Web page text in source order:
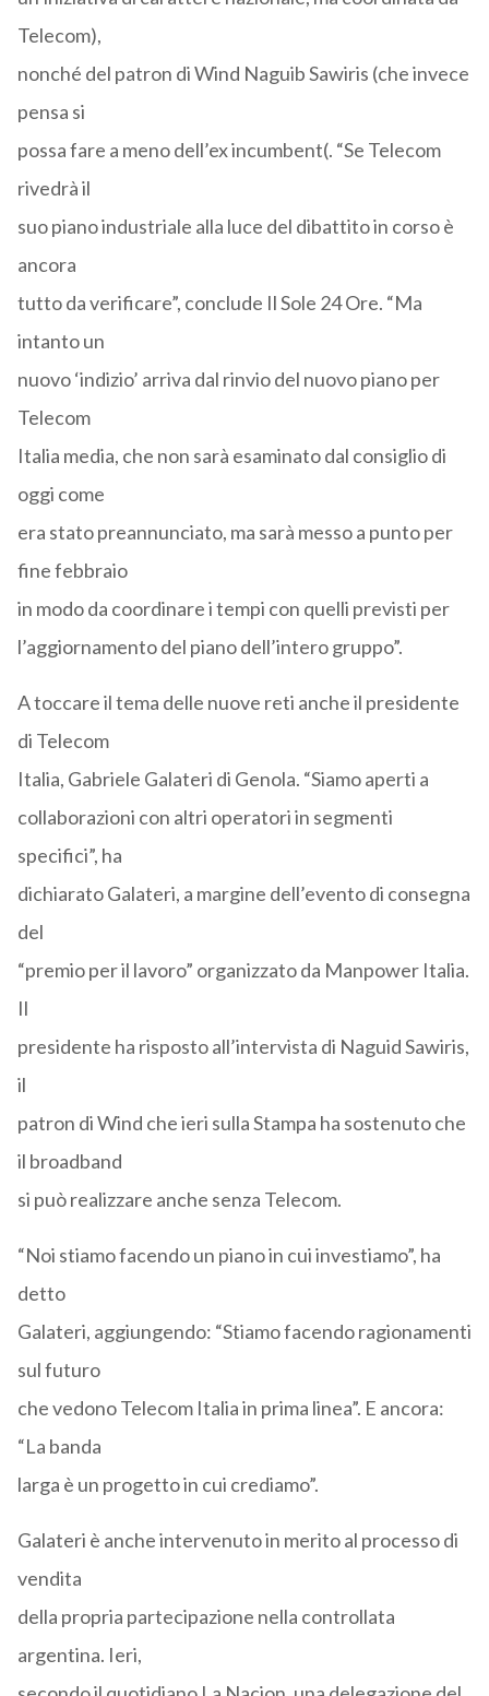
Telecom),
nonché del patron di Wind Naguib Sawiris (che invece
pensa si
possa fare a meno dell’ex incumbent(. “Se Telecom
rivedrà il
suo piano industriale alla luce del dibattito in corso è
ancora
tutto da verificare”, conclude Il Sole 24 Ore. “Ma
intanto un
nuovo ‘indizio’ arriva dal rinvio del nuovo piano per
Telecom
Italia media, che non sarà esaminato dal consiglio di
oggi come
era stato preannunciato, ma sarà messo a punto per
fine febbraio
in modo da coordinare i tempi con quelli previsti per
l’aggiornamento del piano dell’intero gruppo”.
A toccare il tema delle nuove reti anche il presidente
di Telecom
Italia, Gabriele Galateri di Genola. “Siamo aperti a
collaborazioni con altri operatori in segmenti
specifici”, ha
dichiarato Galateri, a margine dell’evento di consegna
del
“premio per il lavoro” organizzato da Manpower Italia.
Il
presidente ha risposto all’intervista di Naguid Sawiris,
il
patron di Wind che ieri sulla Stampa ha sostenuto che
il broadband
si può realizzare anche senza Telecom.
“Noi stiamo facendo un piano in cui investiamo”, ha
detto
Galateri, aggiungendo: “Stiamo facendo ragionamenti
sul futuro
che vedono Telecom Italia in prima linea”. E ancora:
“La banda
larga è un progetto in cui crediamo”.
Galateri è anche intervenuto in merito al processo di
vendita
della propria partecipazione nella controllata
argentina. Ieri,